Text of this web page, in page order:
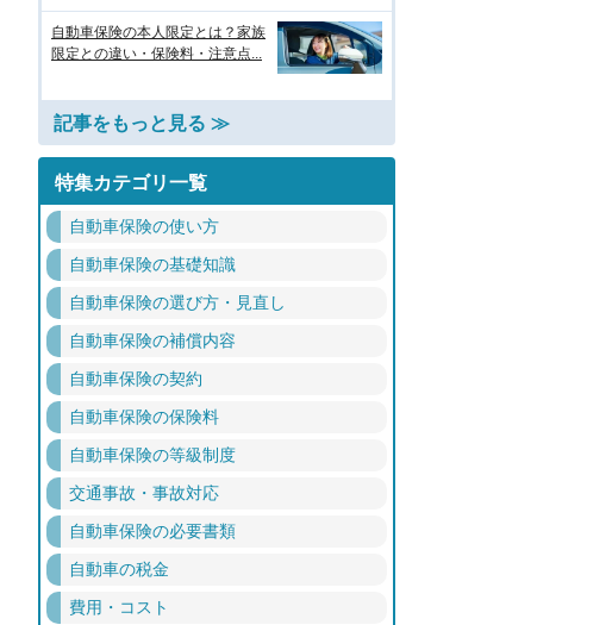
自動車保険の本人限定とは？家族
限定との違い・保険料・注意点...
記事をもっと見る ≫
特集カテゴリ一覧
自動車保険の使い方
自動車保険の基礎知識
自動車保険の選び方・見直し
自動車保険の補償内容
自動車保険の契約
自動車保険の保険料
自動車保険の等級制度
交通事故・事故対応
自動車保険の必要書類
自動車の税金
費用・コスト